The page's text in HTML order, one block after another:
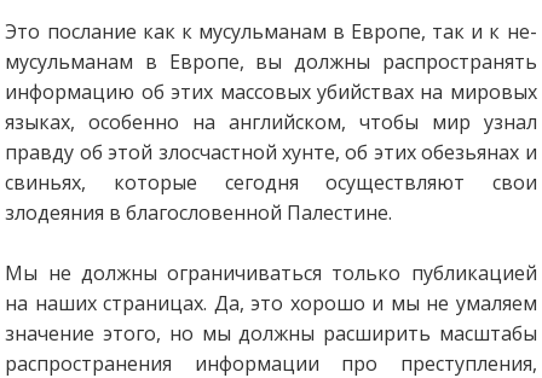
Это послание как к мусульманам в Европе, так и к не-
мусульманам в Европе, вы должны распространять
информацию об этих массовых убийствах на мировых
языках, особенно на английском, чтобы мир узнал
правду об этой злосчастной хунте, об этих обезьянах и
свиньях, которые сегодня осуществляют свои
злодеяния в благословенной Палестине.
Мы не должны ограничиваться только публикацией
на наших страницах. Да, это хорошо и мы не умаляем
значение этого, но мы должны расширить масштабы
распространения информации про преступления,